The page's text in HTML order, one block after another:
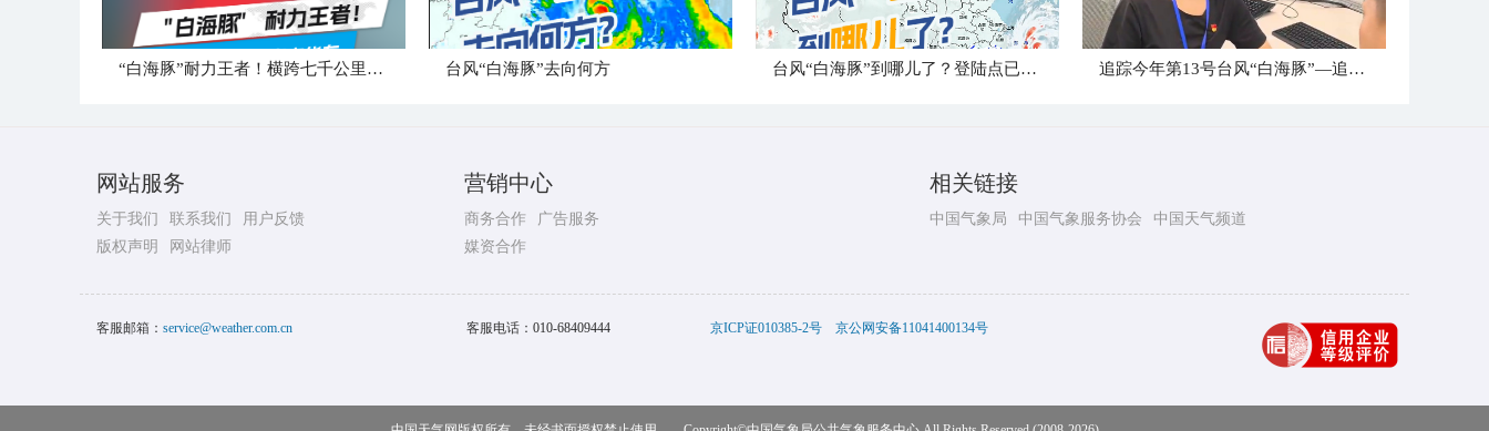
“白海豚”耐力王者！横跨七千公里直奔华东 台风“白海豚”去向何方 台风“白海豚”到哪儿了？登陆点已确定 追踪今年第13号台风“白海豚”—追风小组台州最新消息
网站服务
关于我们 联系我们
用户反馈
版权声明
网站律师
营销中心
商务合作
广告服务
媒资合作
相关链接
中国气象局 中国气象服务协会 中国天气频道
客服邮箱： service@weather.com.cn 客服电话： 010-68409444 京ICP证010385-2号 京公网安备11041400134号